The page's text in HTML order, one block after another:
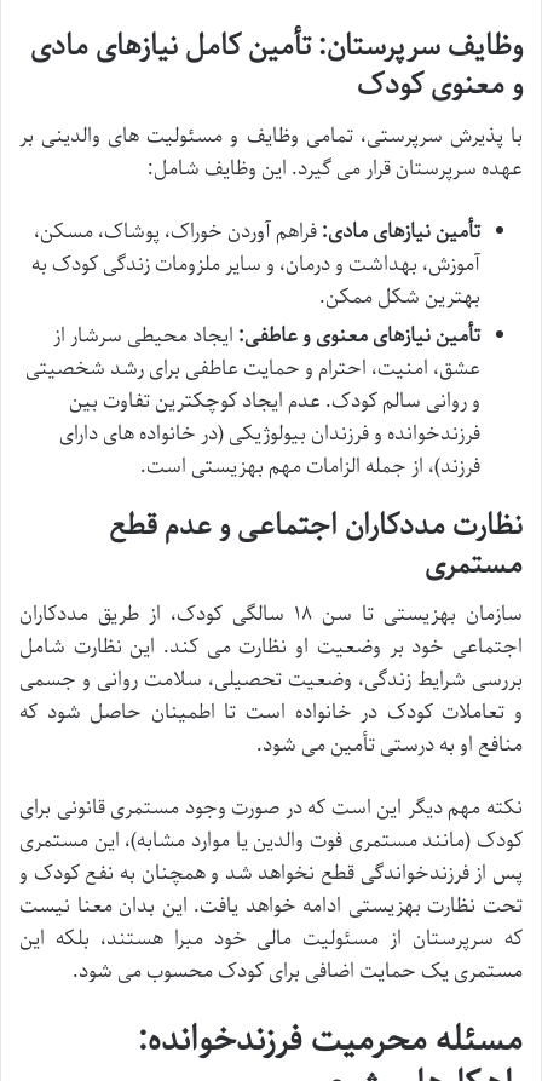
وظایف سرپرستان: تأمین کامل نیازهای مادی
و معنوی کودک
با پذیرش سرپرستی، تمامی وظایف و مسئولیت های والدینی بر
عهده سرپرستان قرار می گیرد. این وظایف شامل:
تأمین نیازهای مادی:فراهم آوردن خوراک، پوشاک، مسکن،
آموزش، بهداشت و درمان، و سایر ملزومات زندگی کودک به
بهترین شکل ممکن.
تأمین نیازهای معنوی و عاطفی: ایجاد محیطی سرشار از
عشق، امنیت، احترام و حمایت عاطفی برای رشد شخصیتی
و روانی سالم کودک. عدم ایجاد کوچکترین تفاوت بین
فرزندخوانده و فرزندان بیولوژیکی (در خانواده های دارای
فرزند)، از جمله الزامات مهم بهزیستی است.
نظارت مددکاران اجتماعی و عدم قطع
مستمری
سازمان بهزیستی تا سن ۱۸ سالگی کودک، از طریق مددکاران
اجتماعی خود بر وضعیت او نظارت می کند. این نظارت شامل
بررسی شرایط زندگی، وضعیت تحصیلی، سلامت روانی و جسمی
و تعاملات کودک در خانواده است تا اطمینان حاصل شود که
منافع او به درستی تأمین می شود.
نکته مهم دیگر این است که در صورت وجود مستمری قانونی برای
کودک (مانند مستمری فوت والدین یا موارد مشابه)، این مستمری
پس از فرزندخواندگی قطع نخواهد شد و همچنان به نفع کودک و
تحت نظارت بهزیستی ادامه خواهد یافت. این بدان معنا نیست
که سرپرستان از مسئولیت مالی خود مبرا هستند، بلکه این
مستمری یک حمایت اضافی برای کودک محسوب می شود.
مسئله محرمیت فرزندخوانده: